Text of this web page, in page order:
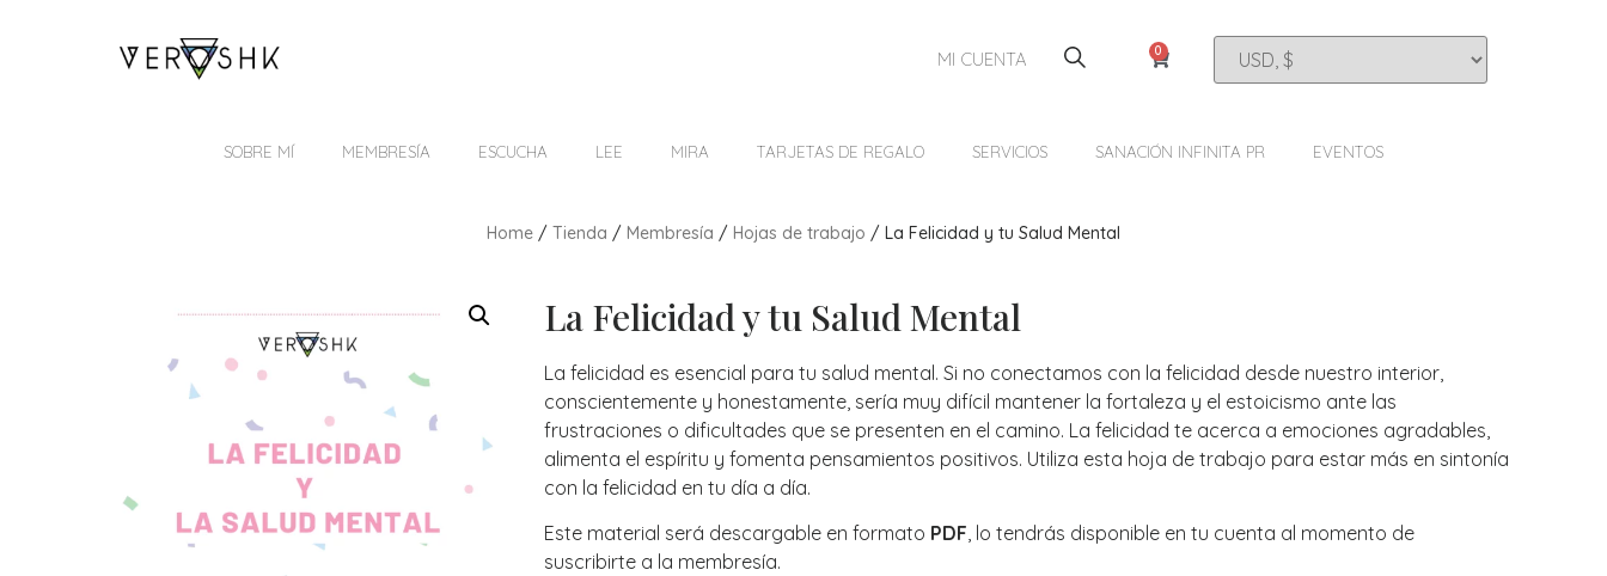
MI CUENTA 0
SOBRE MÍ MEMBRESÍA ESCUCHA LEE MIRA TARJETAS DE REGALO SERVICIOS SANACIÓN INFINITA PR EVENTOS
Home / Tienda / Membresía / Hojas de trabajo / La Felicidad y tu Salud Mental
La Felicidad y tu Salud Mental
La felicidad es esencial para tu salud mental. Si no conectamos con la felicidad desde nuestro interior,
conscientemente y honestamente, sería muy difícil mantener la fortaleza y el estoicismo ante las
frustraciones o dificultades que se presenten en el camino. La felicidad te acerca a emociones agradables,
alimenta el espíritu y fomenta pensamientos positivos. Utiliza esta hoja de trabajo para estar más en sintonía
con la felicidad en tu día a día.
Este material será descargable en formato PDF, lo tendrás disponible en tu cuenta al momento de
suscribirte a la membresía.